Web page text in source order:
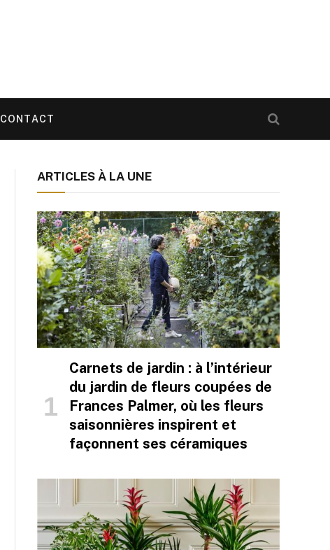
CONTACT
ARTICLES À LA UNE
Carnets de jardin : à l’intérieur
du jardin de fleurs coupées de
Frances Palmer, où les fleurs
saisonnières inspirent et
façonnent ses céramiques